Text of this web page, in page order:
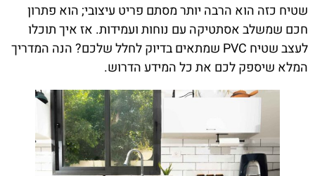
שטיח כזה הוא הרבה יותר מסתם פריט עיצובי; הוא פתרון
חכם שמשלב אסתטיקה עם נוחות ועמידות. אז איך תוכלו
לעצב שטיח PVC שמתאים בדיוק לחלל שלכם? הנה המדריך
המלא שיספק לכם את כל המידע הדרוש.